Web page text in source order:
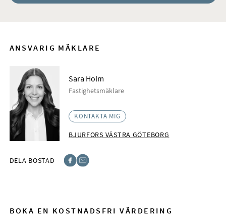
ANSVARIG MÄKLARE
Sara Holm
Fastighetsmäklare
KONTAKTA MIG
BJURFORS VÄSTRA GÖTEBORG
DELA BOSTAD
BOKA EN KOSTNADSFRI VÄRDERING